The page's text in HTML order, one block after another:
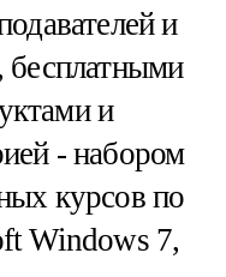
и
бесплатными
и
- набором
курсов по
Windows 7,